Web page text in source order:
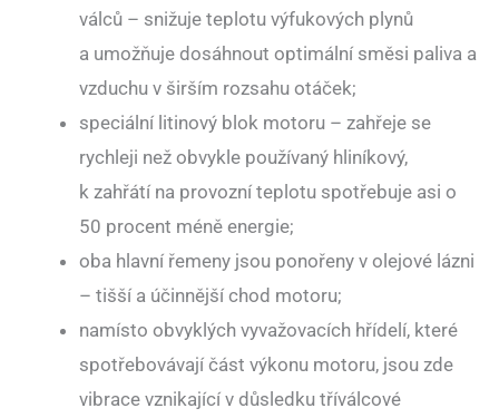
válců – snižuje teplotu výfukových plynů
a umožňuje dosáhnout optimální směsi paliva a
vzduchu v širším rozsahu otáček;
speciální litinový blok motoru – zahřeje se
rychleji než obvykle používaný hliníkový,
k zahřátí na provozní teplotu spotřebuje asi o
50 procent méně energie;
oba hlavní řemeny jsou ponořeny v olejové lázni
– tišší a účinnější chod motoru;
namísto obvyklých vyvažovacích hřídelí, které
spotřebovávají část výkonu motoru, jsou zde
vibrace vznikající v důsledku tříválcové